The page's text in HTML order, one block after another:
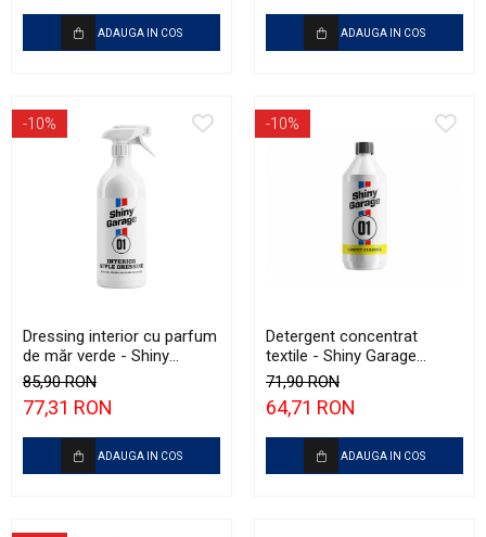
ADAUGA IN COS ADAUGA IN COS
-10%
Dressing interior cu parfum
de măr verde - Shiny
Garage Interior Apple (1L)
85,90 RON
77,31 RON
ADAUGA IN COS
-10%
Detergent concentrat
textile - Shiny Garage
Carpet Cleaner (1L)
71,90 RON
64,71 RON
ADAUGA IN COS